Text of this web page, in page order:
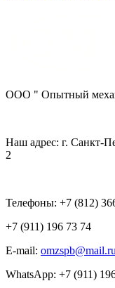
ООО " Опытный
Наш адрес: г. Санкт-
2
Телефоны: +7 (812)
+7 (911) 196 73 74
E-mail: omzspb@mail.ru
WhatsApp: +7 (911)